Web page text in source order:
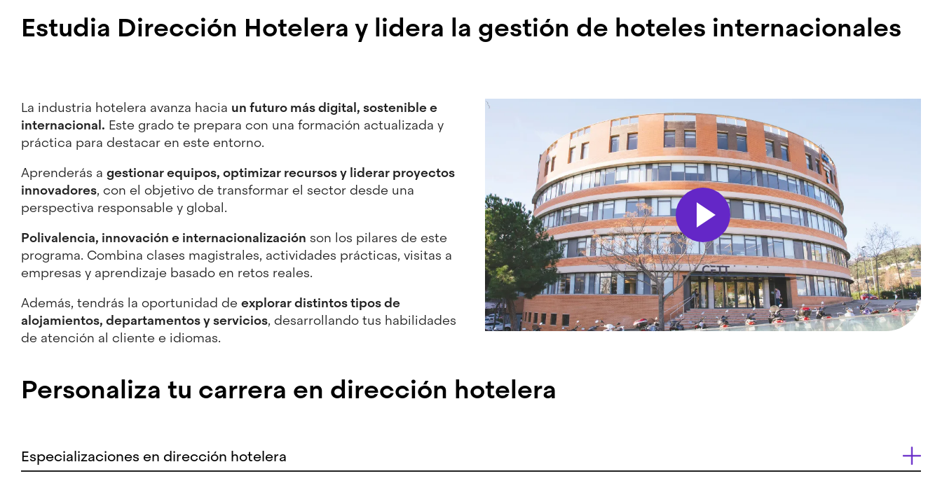
Estudia Dirección Hotelera y lidera la gestión de hoteles internacionales
La industria hotelera avanza hacia un futuro más digital, sostenible e
internacional. Este grado te prepara con una formación actualizada y
práctica para destacar en este entorno.
Aprenderás a gestionar equipos, optimizar recursos y liderar proyectos
innovadores, con el objetivo de transformar el sector desde una
perspectiva responsable y global.
Polivalencia, innovación e internacionalización son los pilares de este
programa. Combina clases magistrales, actividades prácticas, visitas a
empresas y aprendizaje basado en retos reales.
Además, tendrás la oportunidad de explorar distintos tipos de
alojamientos, departamentos y servicios, desarrollando tus habilidades
de atención al cliente e idiomas.
Personaliza tu carrera en dirección hotelera
Especializaciones en dirección hotelera